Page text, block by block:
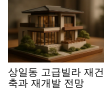
상일동 고급빌라 재건
축과 재개발 전망